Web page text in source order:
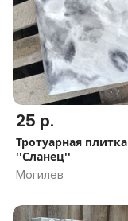
25 р.
Тротуарная плитка
''Сланец''
Могилев